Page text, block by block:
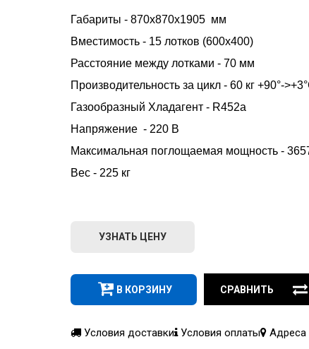
Габариты - 870x870x1905  мм
Вместимость - 15 лотков (600х400)
Расстояние между лотками - 70 мм
Производительность за цикл - 60 кг +90°-
Газообразный Хладагент - R452a
Напряжение  - 220 В
Максимальная поглощаемая мощность -
Вес - 225 кг
УЗНАТЬ ЦЕНУ
В КОРЗИНУ СРАВНИТЬ
Условия доставки Условия оплаты Адреса